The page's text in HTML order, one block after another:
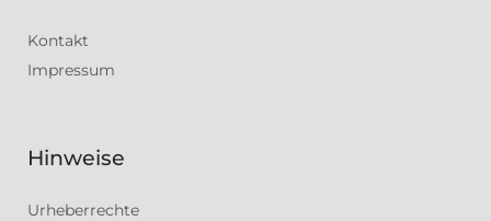
Kontakt
Impressum
Hinweise
Urheberrechte